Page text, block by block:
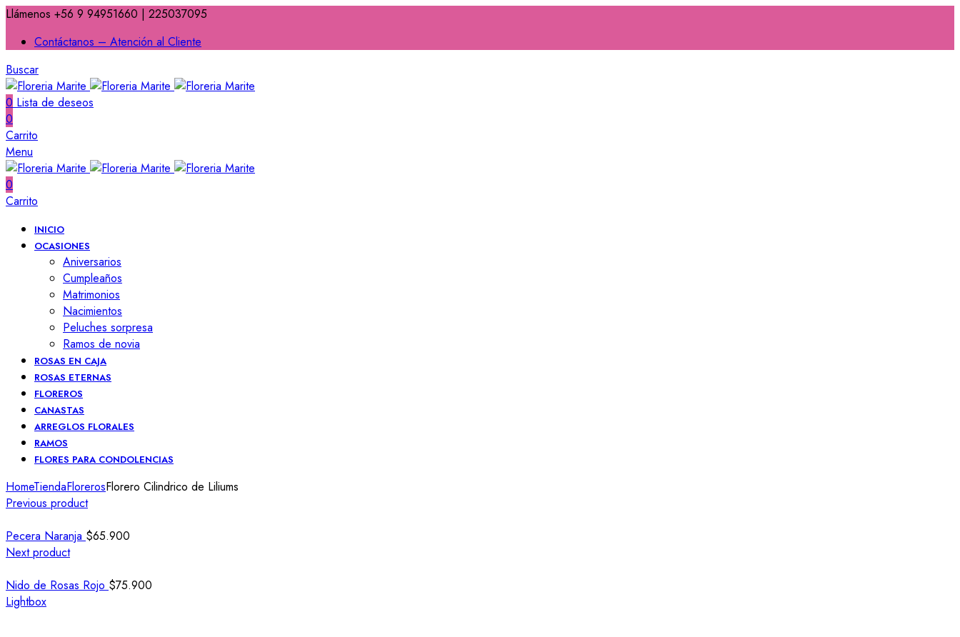
Llámenos +56 9 94951660 | 225037095
Contáctanos – Atención al Cliente
Buscar
0 Lista de deseos
0
Carrito
Menu
0
Carrito
INICIO
OCASIONES
Aniversarios
Cumpleaños
Matrimonios
Nacimientos
Peluches sorpresa
Ramos de novia
ROSAS EN CAJA
ROSAS ETERNAS
FLOREROS
CANASTAS
ARREGLOS FLORALES
RAMOS
FLORES PARA CONDOLENCIAS
HomeTiendaFlorerosFlorero Cilindrico de Liliums
Previous product
Pecera Naranja $65.900
Next product
Nido de Rosas Rojo $75.900
Lightbox